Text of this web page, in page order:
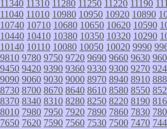
11340 11310 11280 11250 11220 11190
11040 11010 10980 10950 10920 10890
10740 10710 10680 10650 10620 10590
10440 10410 10380 10350 10320 10290
10140 10110 10080 10050 10020 9990
9810 9780 9750 9720 9690 9660 9630
9450 9420 9390 9360 9330 9300 9270
9090 9060 9030 9000 8970 8940 8910
8730 8700 8670 8640 8610 8580 8550
8370 8340 8310 8280 8250 8220 8190
8010 7980 7950 7920 7890 7860 7830
7650 7620 7590 7560 7530 7500 7470